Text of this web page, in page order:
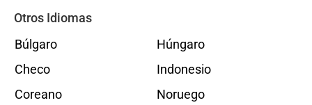
Otros Idiomas
Búlgaro
Checo
Coreano
Húngaro
Indonesio
Noruego